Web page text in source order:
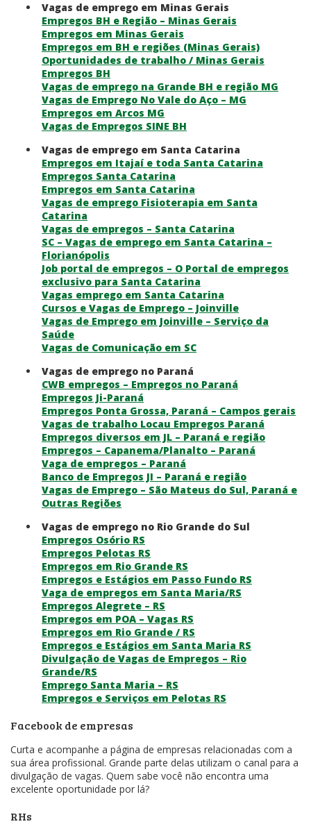
Vagas de emprego em Minas Gerais
Empregos BH e Região – Minas Gerais
Empregos em Minas Gerais
Empregos em BH e regiões (Minas Gerais)
Oportunidades de trabalho / Minas Gerais
Empregos BH
Vagas de emprego na Grande BH e região MG
Vagas de Emprego No Vale do Aço – MG
Empregos em Arcos MG
Vagas de Empregos SINE BH
Vagas de emprego em Santa Catarina
Empregos em Itajaí e toda Santa Catarina
Empregos Santa Catarina
Empregos em Santa Catarina
Vagas de emprego Fisioterapia em Santa
Catarina
Vagas de empregos – Santa Catarina
SC – Vagas de emprego em Santa Catarina –
Florianópolis
Job portal de empregos – O Portal de empregos
exclusivo para Santa Catarina
Vagas emprego em Santa Catarina
Cursos e Vagas de Emprego – Joinville
Vagas de Emprego em Joinville – Serviço da
Saúde
Vagas de Comunicação em SC
Vagas de emprego no Paraná
CWB empregos – Empregos no Paraná
Empregos Ji-Paraná
Empregos Ponta Grossa, Paraná – Campos gerais
Vagas de trabalho Locau Empregos Paraná
Empregos diversos em JL – Paraná e região
Empregos – Capanema/Planalto – Paraná
Vaga de empregos – Paraná
Banco de Empregos JI – Paraná e região
Vagas de Emprego – São Mateus do Sul, Paraná e
Outras Regiões
Vagas de emprego no Rio Grande do Sul
Empregos Osório RS
Empregos Pelotas RS
Empregos em Rio Grande RS
Empregos e Estágios em Passo Fundo RS
Vaga de empregos em Santa Maria/RS
Empregos Alegrete – RS
Empregos em POA – Vagas RS
Empregos em Rio Grande / RS
Empregos e Estágios em Santa Maria RS
Divulgação de Vagas de Empregos – Rio
Grande/RS
Emprego Santa Maria – RS
Empregos e Serviços em Pelotas RS
Facebook de empresas
Curta e acompanhe a página de empresas relacionadas com a
sua área profissional. Grande parte delas utilizam o canal para a
divulgação de vagas. Quem sabe você não encontra uma
excelente oportunidade por lá?
RHs